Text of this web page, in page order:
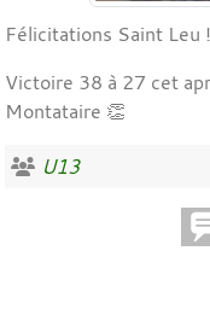
Félicitations Saint Leu
Victoire 38 à 27 cet
Montataire 👏
U13